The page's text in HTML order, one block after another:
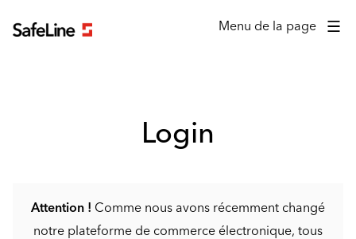
Menu de la page
Login
Attention ! Comme nous avons récemment changé
notre plateforme de commerce électronique, tous
Formulaire de connexion